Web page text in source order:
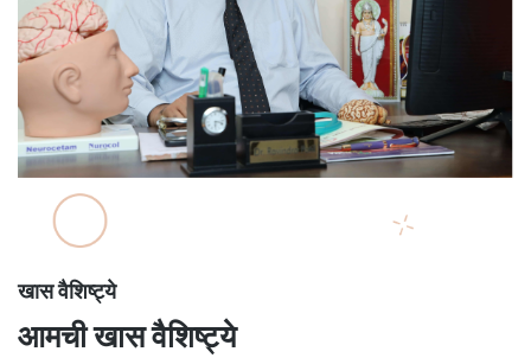
खास वैशिष्ट्ये
आमची खास वैशिष्ट्ये